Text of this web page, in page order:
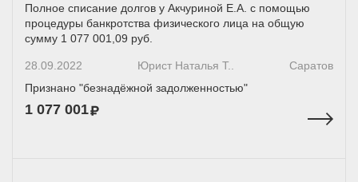
Полное списание долгов у Акчуриной Е.А. с помощью
процедуры банкротства физического лица на общую
сумму 1 077 001,09 руб.
28.09.2022 Юрист Наталья Т..
Саратов
Признано "безнадёжной задолженностью"
1 077 001